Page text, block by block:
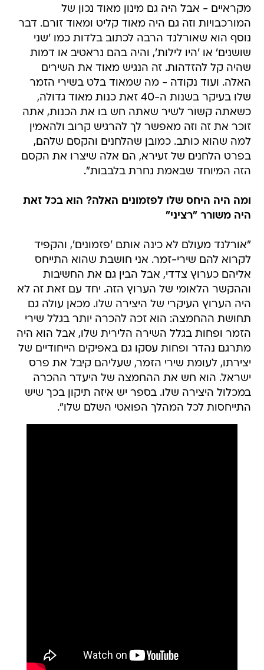
מקראיים - אבל היה גם מינון מאוד נכון של
המורכבויות וזה גם היה מאוד קליט ומאוד זורם. דבר
נוסף הוא שאורלנד הרבה לכתוב בלדות כמו 'שני
שושנים' או 'היו לילות', והיה בהם נראטיב או דמות
שהיה קל להזדהות. זה הנגיש מאוד את השירים
האלה. ועוד נקודה - מה שמאוד בלט בשירי הזמר
שלו בעיקר בשנות ה-40 זאת כנות מאוד גדולה,
כשאתה קשור לשיר שאתה חש בו את הכנות, אתה
זוכר את זה וזה מאפשר לך להרגיש קרוב ולהאמין
למה שהוא כותב. כמובן שהלחנים והקסם שלהם,
בפרט הלחנים של זעירא, הם אלה שיצרו את הקסם
הזה המיוחד שבאמת נחרת בלבבות".
ומה היה היחס שלו לפזמונים האלה? הוא בכל זאת
היה משורר "רציני"
"אורלנד מעולם לא כינה אותם 'פזמונים', והקפיד
לקרוא להם שירי-זמר. אני חושבת שהוא התייחס
אליהם כערוץ צדדי, אבל הבין גם את החשיבות
וההקשר הלאומי של הערוץ הזה. יחד עם זאת זה לא
היה הערוץ העיקרי של היצירה שלו. מכאן עולה גם
תחושת ההחמצה: הוא זכה להכרה יותר בגלל שירי
הזמר ופחות בגלל השירה הלירית שלו, אבל הוא היה
מתרגם נהדר ופחות עסקו גם באפיקים הייחודיים של
יצירתו, לעומת שירי הזמר, שעליהם קיבל את פרס
ישראל. הוא חש את ההחמצה של היעדר ההכרה
במכלול היצירה שלו. בספר יש איזה תיקון בכך שיש
התייחסות לכל המהלך הפואטי השלם שלו".